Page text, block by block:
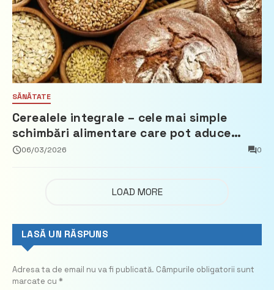
SĂNĂTATE
Cerealele integrale – cele mai simple
schimbări alimentare care pot aduce
beneficii reale
06/03/2026 0
LOAD MORE
LASĂ UN RĂSPUNS
Adresa ta de email nu va fi publicată. Câmpurile obligatorii sunt
marcate cu *